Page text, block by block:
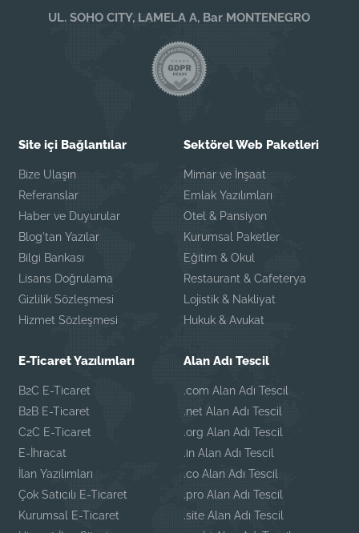
UL. SOHO CITY, LAMELA A, Bar MONTENEGRO
Site içi Bağlantılar
Bize Ulaşın
Referanslar
Haber ve Duyurular
Blog'tan Yazılar
Bilgi Bankası
Lisans Doğrulama
Gizlilik Sözleşmesi
Hizmet Sözleşmesi
Sektörel Web Paketleri
Mimar ve İnşaat
Emlak Yazılımları
Otel & Pansiyon
Kurumsal Paketler
Eğitim & Okul
Restaurant & Cafeterya
Lojistik & Nakliyat
Hukuk & Avukat
E-Ticaret Yazılımları
B2C E-Ticaret
B2B E-Ticaret
C2C E-Ticaret
E-İhracat
İlan Yazılımları
Çok Satıcılı E-Ticaret
Kurumsal E-Ticaret
Alan Adı Tescil
.com Alan Adı Tescil
.net Alan Adı Tescil
.org Alan Adı Tescil
.in Alan Adı Tescil
.co Alan Adı Tescil
.pro Alan Adı Tescil
.site Alan Adı Tescil